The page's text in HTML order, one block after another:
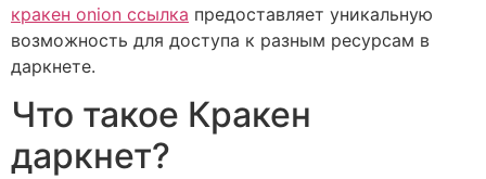
кракен onion ссылка предоставляет уникальную
возможность для доступа к разным ресурсам в
даркнете.
Что такое Кракен
даркнет?